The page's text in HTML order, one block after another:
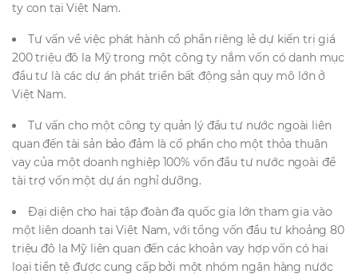
ty con tại Việt Nam.
Tư vấn về việc phát hành cổ phần riêng lẻ dự kiến trị giá
200 triệu đô la Mỹ trong một công ty nắm vốn có danh mục
đầu tư là các dự án phát triển bất động sản quy mô lớn ở
Việt Nam.
Tư vấn cho một công ty quản lý đầu tư nước ngoài liên
quan đến tài sản bảo đảm là cổ phần cho một thỏa thuận
vay của một doanh nghiệp 100% vốn đầu tư nước ngoài để
tài trợ vốn một dự án nghỉ dưỡng.
Đại diện cho hai tập đoàn đa quốc gia lớn tham gia vào
một liên doanh tại Việt Nam, với tổng vốn đầu tư khoảng 80
triệu đô la Mỹ liên quan đến các khoản vay hợp vốn có hai
loại tiền tệ được cung cấp bởi một nhóm ngân hàng nước